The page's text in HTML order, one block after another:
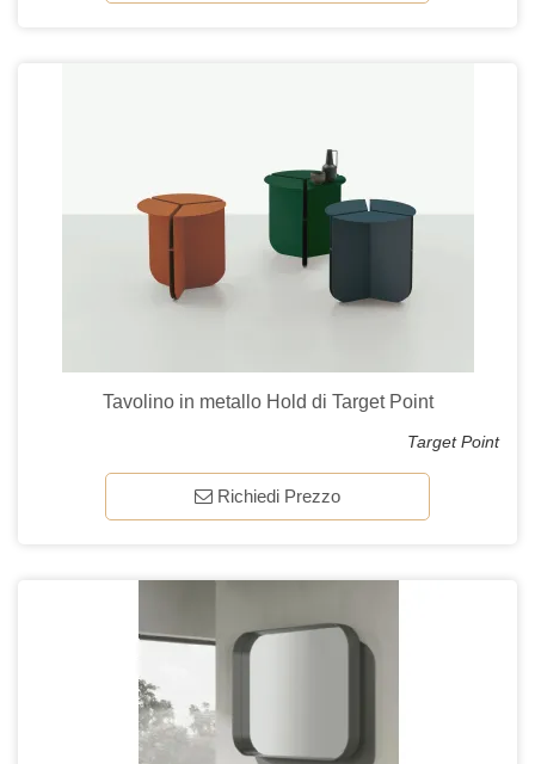
Tavolino in metallo Hold di Target Point
Target Point
Richiedi Prezzo